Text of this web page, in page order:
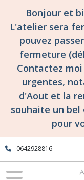
Bonjour et
L'atelier sera
pouvez
fermeture
Contactez
urgentes,
d'Aout et la
souhaite un bel
pour
0642928816